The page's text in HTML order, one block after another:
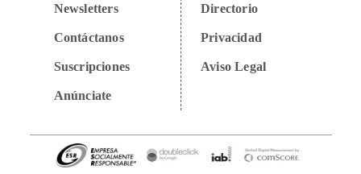
Newsletters
Contáctanos
Suscripciones
Anúnciate
Directorio
Privacidad
Aviso Legal